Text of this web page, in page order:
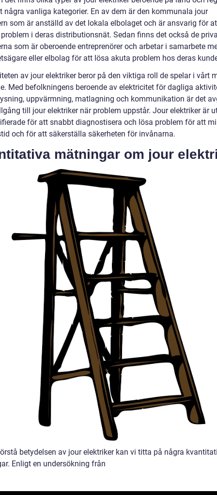
några vanliga kategorier. En av dem är den kommunala jour
som är anställd av det lokala elbolaget och är ansvarig för
i deras distributionsnät. Sedan finns det också de
som är oberoende entreprenörer och arbetar i samarbete
eller elbolag för att lösa akuta problem hos deras
av jour elektriker beror på den viktiga roll de spelar i vårt
Med befolkningens beroende av elektricitet för dagliga
uppvärmning, matlagning och kommunikation är det
till jour elektriker när problem uppstår. Jour elektriker är
för att snabbt diagnostisera och lösa problem för att
och för att säkerställa säkerheten för invånarna.
mätningar om jour
betydelsen av jour elektriker kan vi titta på några
Enligt en undersökning från